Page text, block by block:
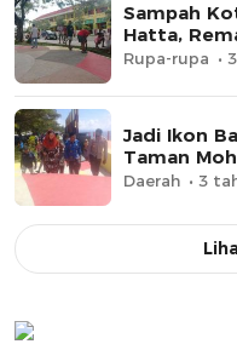
Sampah
Hatta,
Rupa-rupa
Jadi Ikon
Taman
Daerah 3